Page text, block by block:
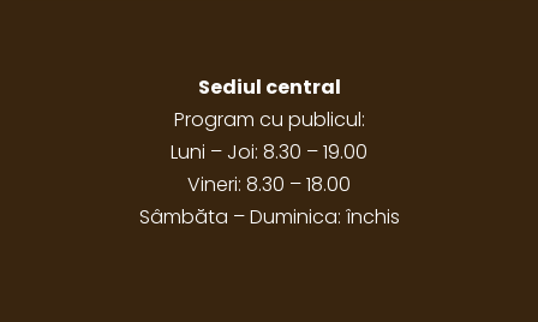
Sediul central
Program cu publicul:
Luni – Joi: 8.30 – 19.00
Vineri: 8.30 – 18.00
Sâmbăta – Duminica: închis